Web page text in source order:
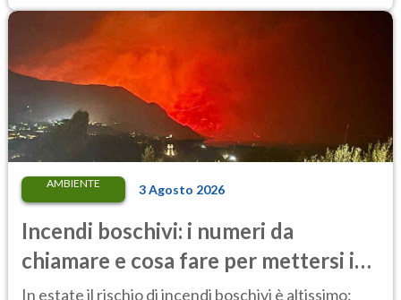
AMBIENTE 3 Agosto 2026
Incendi boschivi: i numeri da
chiamare e cosa fare per mettersi in
salvo
In estate il rischio di incendi boschivi è altissimo: